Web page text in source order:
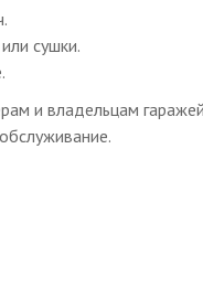
сушки.
и владельцам